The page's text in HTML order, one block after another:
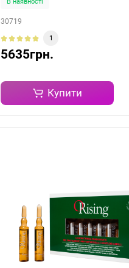
В наявності
30719
1
5635грн.
Купити